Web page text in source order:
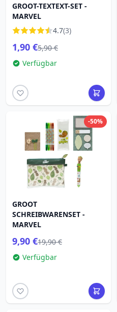
GROOT-TEXTEXT-SET -
MARVEL
4.7(3)
1,90 €5,90 €
Verfügbar
-50%
GROOT
SCHREIBWARENSET -
MARVEL
9,90 €19,90 €
Verfügbar